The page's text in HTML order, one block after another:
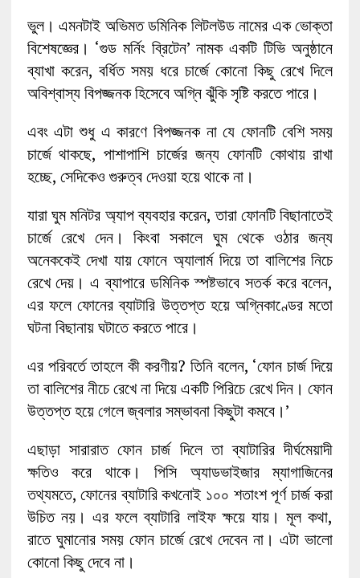
ভুল। এমনটাই অভিমত ডমিনিক লিটলউড নামের এক ভোক্তা
বিশেষজ্ঞের। ‘গুড মর্নিং ব্রিটেন’ নামক একটি টিভি অনুষ্ঠানে
ব্যাখা করেন, বর্ধিত সময় ধরে চার্জে কোনো কিছু রেখে দিলে
অবিশ্বাস্য বিপজ্জনক হিসেবে অগ্নি ঝুঁকি সৃষ্টি করতে পারে।
এবং এটা শুধু এ কারণে বিপজ্জনক না যে ফোনটি বেশি সময়
চার্জে থাকছে, পাশাপাশি চার্জের জন্য ফোনটি কোথায় রাখা
হচ্ছে, সেদিকেও গুরুত্ব দেওয়া হয়ে থাকে না।
যারা ঘুম মনিটর অ্যাপ ব্যবহার করেন, তারা ফোনটি বিছানাতেই
চার্জে রেখে দেন। কিংবা সকালে ঘুম থেকে ওঠার জন্য
অনেককেই দেখা যায় ফোনে অ্যালার্ম দিয়ে তা বালিশের নিচে
রেখে দেয়। এ ব্যাপারে ডমিনিক স্পষ্টভাবে সতর্ক করে বলেন,
এর ফলে ফোনের ব্যাটারি উত্তপ্ত হয়ে অগ্নিকাণ্ডের মতো
ঘটনা বিছানায় ঘটাতে করতে পারে।
এর পরিবর্তে তাহলে কী করণীয়? তিনি বলেন, ‘ফোন চার্জ দিয়ে
তা বালিশের নীচে রেখে না দিয়ে একটি পিরিচে রেখে দিন। ফোন
উত্তপ্ত হয়ে গেলে জ্বলার সম্ভাবনা কিছুটা কমবে।’
এছাড়া সারারাত ফোন চার্জ দিলে তা ব্যাটারির দীর্ঘমেয়াদী
ক্ষতিও করে থাকে। পিসি অ্যাডভাইজার ম্যাগাজিনের
তথ্যমতে, ফোনের ব্যাটারি কখনোই ১০০ শতাংশ পূর্ণ চার্জ করা
উচিত নয়। এর ফলে ব্যাটারি লাইফ ক্ষয়ে যায়। মূল কথা,
রাতে ঘুমানোর সময় ফোন চার্জে রেখে দেবেন না। এটা ভালো
কোনো কিছু দেবে না।